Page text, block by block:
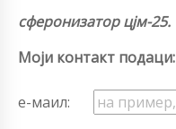
сферонизатор цјм-25.
Моји контакт подаци:
е-маил: